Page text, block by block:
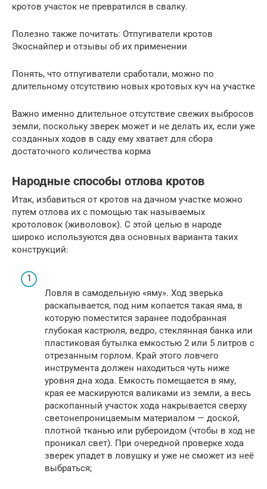
кротов участок не превратился в свалку.
Полезно также почитать: Отпугиватели кротов
Экоснайпер и отзывы об их применении
Понять, что отпугиватели сработали, можно по
длительному отсутствию новых кротовых куч на участке
Важно именно длительное отсутствие свежих выбросов
земли, поскольку зверек может и не делать их, если уже
созданных ходов в саду ему хватает для сбора
достаточного количества корма
Народные способы отлова кротов
Итак, избавиться от кротов на дачном участке можно
путем отлова их с помощью так называемых
кротоловок (живоловок). С этой целью в народе
широко используются два основных варианта таких
конструкций:
Ловля в самодельную «яму». Ход зверька
раскапывается, под ним копается такая яма, в
которую поместится заранее подобранная
глубокая кастрюля, ведро, стеклянная банка или
пластиковая бутылка емкостью 2 или 5 литров с
отрезанным горлом. Край этого ловчего
инструмента должен находиться чуть ниже
уровня дна хода. Емкость помещается в яму,
края ее маскируются валиками из земли, а весь
раскопанный участок хода накрывается сверху
светонепроницаемым материалом — доской,
плотной тканью или рубероидом (чтобы в ход не
проникал свет). При очередной проверке хода
зверек упадет в ловушку и уже не сможет из неё
выбраться;